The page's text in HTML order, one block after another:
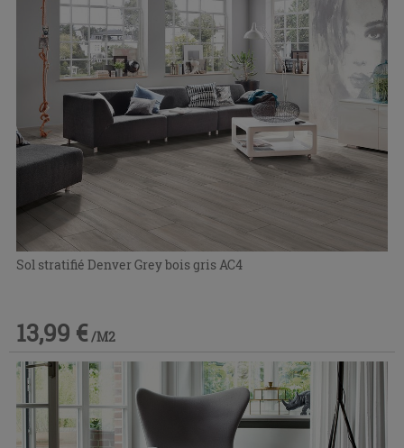
Sol stratifié Denver Grey bois gris AC4
13,99 € /M2